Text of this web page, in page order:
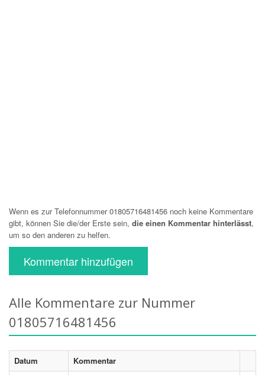
Wenn es zur Telefonnummer 01805716481456 noch keine Kommentare
gibt, können Sie die/der Erste sein, die einen Kommentar hinterlässt,
um so den anderen zu helfen.
Kommentar hinzufügen
Alle Kommentare zur Nummer
01805716481456
Datum
Kommentar